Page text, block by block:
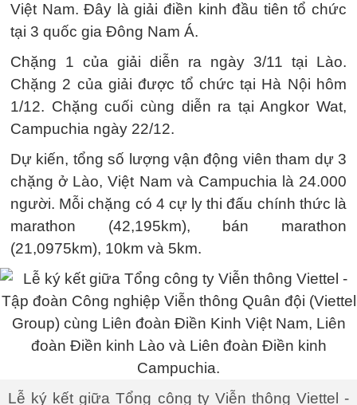
Việt Nam. Đây là giải điền kinh đầu tiên tổ chức
tại 3 quốc gia Đông Nam Á.
Chặng 1 của giải diễn ra ngày 3/11 tại Lào.
Chặng 2 của giải được tổ chức tại Hà Nội hôm
1/12. Chặng cuối cùng diễn ra tại Angkor Wat,
Campuchia ngày 22/12.
Dự kiến, tổng số lượng vận động viên tham dự 3
chặng ở Lào, Việt Nam và Campuchia là 24.000
người. Mỗi chặng có 4 cự ly thi đấu chính thức là
marathon (42,195km), bán marathon
(21,0975km), 10km và 5km.
Lễ ký kết giữa Tổng công ty Viễn thông Viettel -